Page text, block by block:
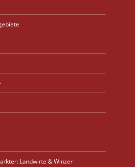
Landwirte & Winzer